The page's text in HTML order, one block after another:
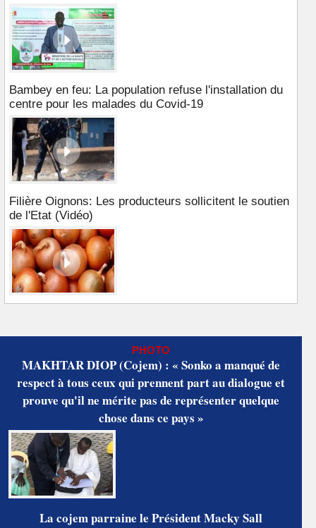
Bambey en feu: La population refuse l'installation du
centre pour les malades du Covid-19
Filière Oignons: Les producteurs sollicitent le soutien
de l'Etat (Vidéo)
PHOTO
MAKHTAR DIOP (Cojem) : « Sonko a manqué de
respect à tous ceux qui prennent part au dialogue et
prouve qu'il ne mérite pas de représenter quelque
chose dans ce pays »
La cojem parraine le Président Macky Sall